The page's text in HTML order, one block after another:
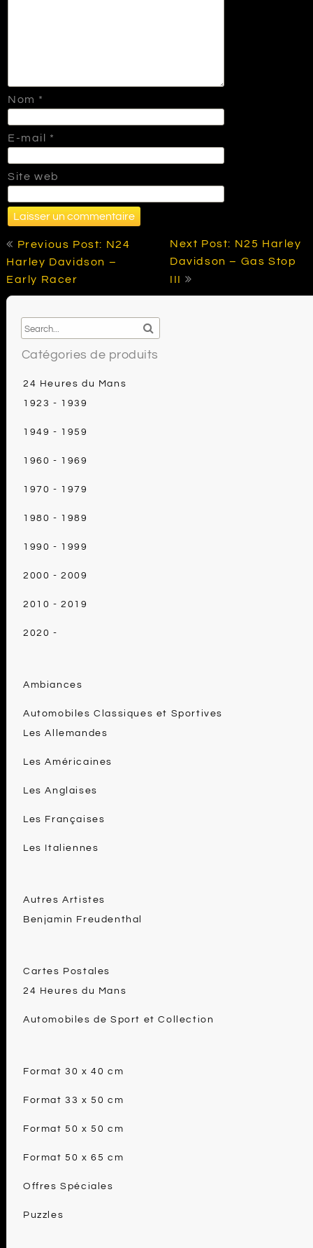
Nom *
E-mail *
Site web
de
l’article
Previous Post: N24
Harley Davidson –
Early Racer
Next Post: N25 Harley
Davidson – Gas Stop
III
Catégories de produits
24 Heures du Mans
1923 - 1939
1949 - 1959
1960 - 1969
1970 - 1979
1980 - 1989
1990 - 1999
2000 - 2009
2010 - 2019
2020 -
Ambiances
Automobiles Classiques et Sportives
Les Allemandes
Les Américaines
Les Anglaises
Les Françaises
Les Italiennes
Autres Artistes
Benjamin Freudenthal
Cartes Postales
24 Heures du Mans
Automobiles de Sport et Collection
Format 30 x 40 cm
Format 33 x 50 cm
Format 50 x 50 cm
Format 50 x 65 cm
Offres Spéciales
Puzzles